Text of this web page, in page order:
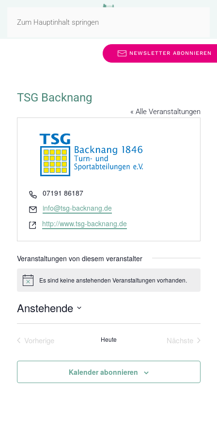
Zum Hauptinhalt springen
MENÜ
TSG Backnang
« Alle Veranstaltungen
Telefon
07191 86187
Email
info@tsg-backnang.de
Webseite
http://www.tsg-backnang.de
Veranstaltungen von diesem veranstalter
HinweisEs sind keine anstehenden Veranstaltungen vorhanden.
Anstehende
Vorherige
Heute
Nächste
Kalender abonnieren
NEWSLETTER ABONNIEREN